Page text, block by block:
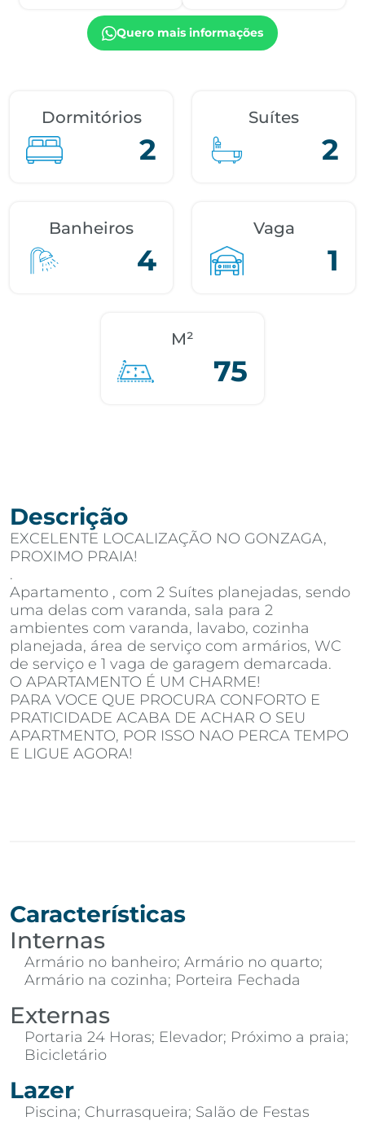
Quero mais informações
Dormitórios
2
Suítes
2
Banheiros
4
Vaga
1
M²
75
Descrição
EXCELENTE LOCALIZAÇÃO NO GONZAGA,
PROXIMO PRAIA!
.
Apartamento , com 2 Suítes planejadas, sendo
uma delas com varanda, sala para 2
ambientes com varanda, lavabo, cozinha
planejada, área de serviço com armários, WC
de serviço e 1 vaga de garagem demarcada.
O APARTAMENTO É UM CHARME!
PARA VOCE QUE PROCURA CONFORTO E
PRATICIDADE ACABA DE ACHAR O SEU
APARTMENTO, POR ISSO NAO PERCA TEMPO
E LIGUE AGORA!
Características
Internas
Armário no banheiro; Armário no quarto;
Armário na cozinha; Porteira Fechada
Externas
Portaria 24 Horas; Elevador; Próximo a praia;
Bicicletário
Lazer
Piscina; Churrasqueira; Salão de Festas